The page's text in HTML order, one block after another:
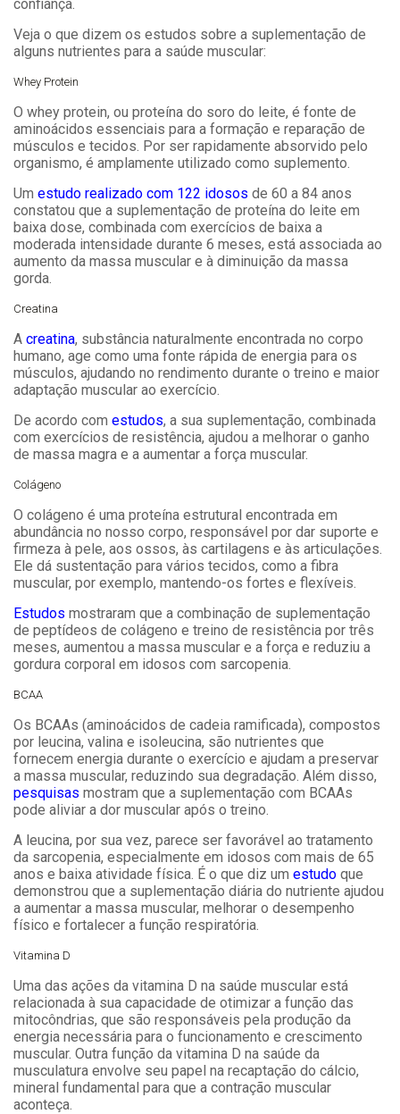
confiança.
Veja o que dizem os estudos sobre a suplementação de
alguns nutrientes para a saúde muscular:
Whey Protein
O whey protein, ou proteína do soro do leite, é fonte de
aminoácidos essenciais para a formação e reparação de
músculos e tecidos. Por ser rapidamente absorvido pelo
organismo, é amplamente utilizado como suplemento.
Um estudo realizado com 122 idosos ​​de 60 a 84 anos
constatou que a suplementação de proteína do leite em
baixa dose, combinada com exercícios de baixa a
moderada intensidade durante 6 meses, está associada ao
aumento da massa muscular e à diminuição da massa
gorda.
Creatina
A creatina, substância naturalmente encontrada no corpo
humano, age como uma fonte rápida de energia para os
músculos, ajudando no rendimento durante o treino e maior
adaptação muscular ao exercício.
De acordo com estudos, a sua suplementação, combinada
com exercícios de resistência, ajudou a melhorar o ganho
de massa magra e a aumentar a força muscular.
Colágeno
O colágeno é uma proteína estrutural encontrada em
abundância no nosso corpo, responsável por dar suporte e
firmeza à pele, aos ossos, às cartilagens e às articulações.
Ele dá sustentação para vários tecidos, como a fibra
muscular, por exemplo, mantendo-os fortes e flexíveis.
Estudos mostraram que a combinação de suplementação
de peptídeos de colágeno e treino de resistência por três
meses, aumentou a massa muscular e a força e reduziu a
gordura corporal em idosos com sarcopenia.
BCAA
Os BCAAs (aminoácidos de cadeia ramificada), compostos
por leucina, valina e isoleucina, são nutrientes que
fornecem energia durante o exercício e ajudam a preservar
a massa muscular, reduzindo sua degradação. Além disso,
pesquisas mostram que a suplementação com BCAAs
pode aliviar a dor muscular após o treino.
A leucina, por sua vez, parece ser favorável ao tratamento
da sarcopenia, especialmente em idosos com mais de 65
anos e baixa atividade física. É o que diz um estudo que
demonstrou que a suplementação diária do nutriente ajudou
a aumentar a massa muscular, melhorar o desempenho
físico e fortalecer a função respiratória.
Vitamina D
Uma das ações da vitamina D na saúde muscular está
relacionada à sua capacidade de otimizar a função das
mitocôndrias, que são responsáveis pela produção da
energia necessária para o funcionamento e crescimento
muscular. Outra função da vitamina D na saúde da
musculatura envolve seu papel na recaptação do cálcio,
mineral fundamental para que a contração muscular
aconteça.